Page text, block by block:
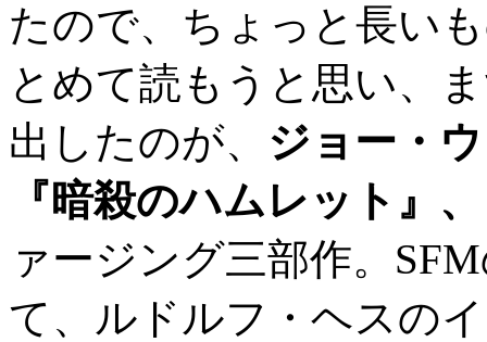
たので、ちょっと長い
とめて読もうと思い、
出したのが、 ジョー・
『暗殺のハムレット』
ァージング三部作。
て、ルドルフ・ヘスの